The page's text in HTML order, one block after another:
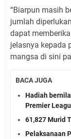
“Biarpun masih
jumlah
dapat
jelasnya kepada
mangsa di sini
BACA JUGA
Hadiah
Premier
61,827 Murid
Pelaksanaan